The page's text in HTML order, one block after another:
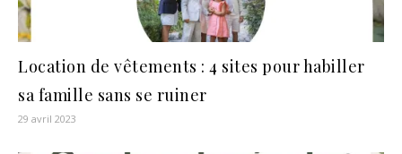
Location de vêtements : 4 sites pour habiller
sa famille sans se ruiner
29 avril 2023